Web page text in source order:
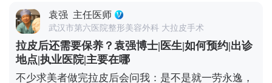
再针对性调整眼周，这样最终效果会更协调自然。 想
知道更多关于MCR复合提升术的问题，可以去官方媒
体平台（公众号、百家号、小红薯）预约面诊，详细
了解。
元凶，术后如果不做好防晒，不仅容易出现色素沉
着，还会加速胶原分解，让皮肤提前松弛。还有作息
和饮食，长期熬夜、吃太多甜食，会让皮肤炎症加
重、氧化加快，不仅容易暗沉，还可能让松弛问题复
发。 另外，表情管理也很关键。虽然术后表情会慢慢
袁强 主任医师
武汉市第六医院整形美容外科 大拉皮手术
拉皮后还需要保养？袁强博士|医生|如何预约|出诊
地点|执业医院|主要在哪
不少求美者做完拉皮后会问我：是不是就一劳永逸，